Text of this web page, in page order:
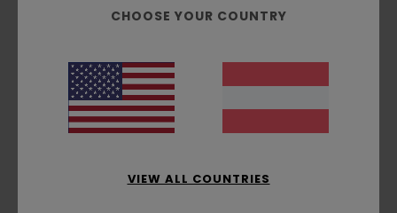
Zeitloser Schnitt Leuchtend und sanft
Original anzeigen - Français
Komfort: 5/5 Preis-Leistungs-Verhältnis
Perfekte GrößeMaterial: 5/5 : 5
5/5
CHOOSE YOUR COUNTRY
VIEW ALL COUNTRIES